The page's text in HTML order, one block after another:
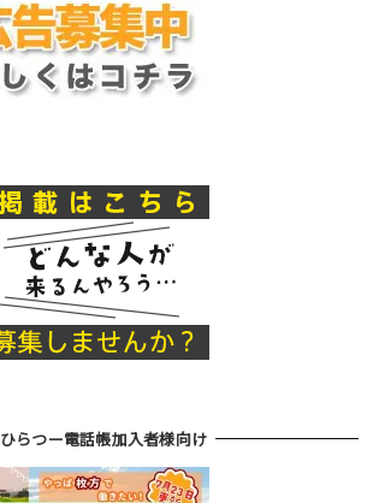
ひらつー電話帳加入者様向け